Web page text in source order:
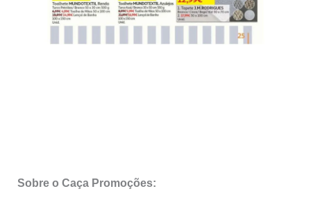
Sobre o Caça Promoções: